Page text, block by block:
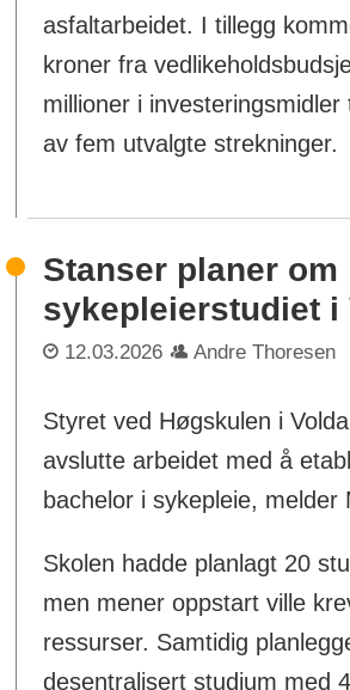
asfaltarbeidet. I tillegg
kroner fra
millioner i investeringsmidler
av fem utvalgte strekninger.
Stanser planer om
sykepleierstudiet i
12.03.2026 Andre Thoresen
Styret ved Høgskulen i
avslutte arbeidet med å
bachelor i sykepleie, melder
Skolen hadde planlagt 20
men mener oppstart ville
ressurser. Samtidig
desentralisert studium med